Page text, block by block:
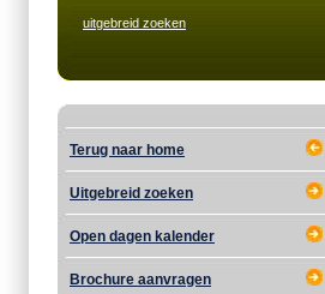
uitgebreid zoeken
Terug naar home
Uitgebreid zoeken
Open dagen kalender
Brochure aanvragen